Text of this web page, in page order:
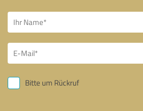
Bitte um Rückruf